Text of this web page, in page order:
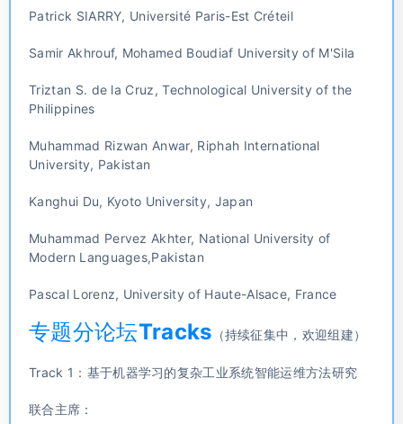
Patrick SIARRY, Université Paris-Est Créteil
Samir Akhrouf, Mohamed Boudiaf University of M'Sila
Triztan S. de la Cruz, Technological University of the
Philippines
Muhammad Rizwan Anwar, Riphah International
University, Pakistan
Kanghui Du, Kyoto University, Japan
Muhammad Pervez Akhter, National University of
Modern Languages,Pakistan
Pascal Lorenz, University of Haute-Alsace, France
专题分论坛Tracks （持续征集中，欢迎组建）
Track 1：基于机器学习的复杂工业系统智能运维方法研究
联合主席：